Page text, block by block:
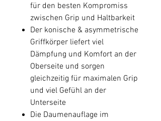
für den besten Kompromiss
zwischen Grip und Haltbarkeit
Der konische & asymmetrische
Griffkörper liefert viel
Dämpfung und Komfort an der
Oberseite und sorgen
gleichzeitig für maximalen Grip
und viel Gefühl an der
Unterseite
Die Daumenauflage im